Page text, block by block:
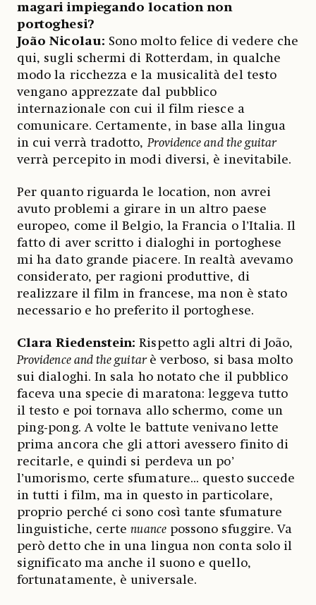
magari impiegando location non
portoghesi?
João Nicolau: Sono molto felice di vedere che
qui, sugli schermi di Rotterdam, in qualche
modo la ricchezza e la musicalità del testo
vengano apprezzate dal pubblico
internazionale con cui il film riesce a
comunicare. Certamente, in base alla lingua
in cui verrà tradotto,Providence and the guitar
verrà percepito in modi diversi, è inevitabile.
Per quanto riguarda le location, non avrei
avuto problemi a girare in un altro paese
europeo, come il Belgio, la Francia o l’Italia. Il
fatto di aver scritto i dialoghi in portoghese
mi ha dato grande piacere. In realtà avevamo
considerato, per ragioni produttive, di
realizzare il film in francese, ma non è stato
necessario e ho preferito il portoghese.
Clara Riedenstein:Rispetto agli altri di João,
Providence and the guitar è verboso, si basa molto
sui dialoghi. In sala ho notato che il pubblico
faceva una specie di maratona: leggeva tutto
il testo e poi tornava allo schermo, come un
ping-pong. A volte le battute venivano lette
prima ancora che gli attori avessero finito di
recitarle, e quindi si perdeva un po’
l’umorismo, certe sfumature... questo succede
in tutti i film, ma in questo in particolare,
proprio perché ci sono così tante sfumature
linguistiche, certenuancepossono sfuggire. Va
però detto che in una lingua non conta solo il
significato ma anche il suono e quello,
fortunatamente, è universale.